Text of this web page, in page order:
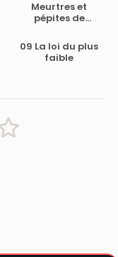
Meurtres et
pépites de
09 La loi du plus
faible